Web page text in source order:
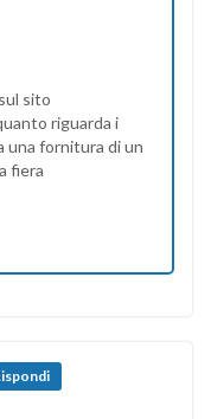
sito
riguarda i
una fornitura di un
fiera